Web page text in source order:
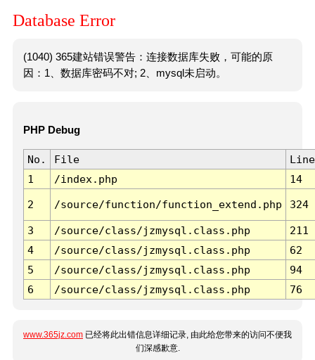
Database Error
(1040) 365建站错误警告：连接数据库失败，可能的原
因：1、数据库密码不对; 2、mysql未启动。
PHP Debug
No. File
Line
1
/index.php 14
2 /source/function/function_extend.php 324
3 /source/class/jzmysql.class.php
211
4
/source/class/jzmysql.class.php
62
5
/source/class/jzmysql.class.php
94
6
/source/class/jzmysql.class.php 76
www.365jz.com 已经将此出错信息详细记录, 由此给您带来的访问不便我
们深感歉意.